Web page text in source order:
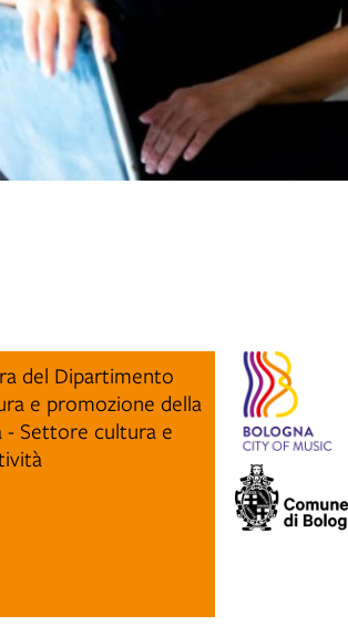
del Dipartimento
e promozione della
- Settore cultura e